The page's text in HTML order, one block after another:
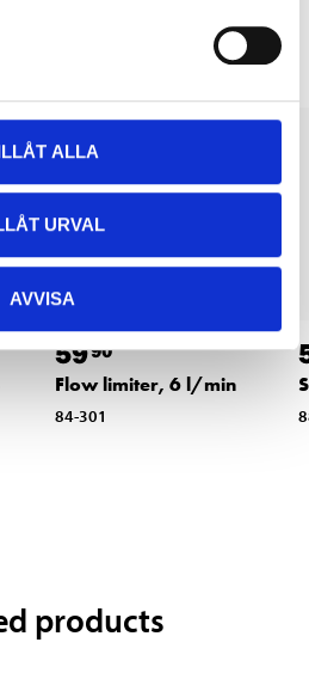
ALLA
URVAL
AVVISA
5990
Flow limiter, 6 l/min
84-301
products